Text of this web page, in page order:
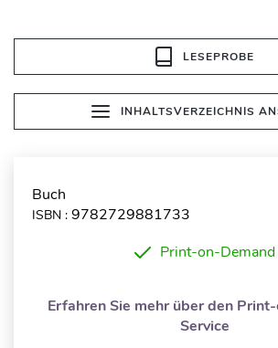
LESEPROBE
INHALTSVERZEICHNIS
Buch
ISBN : 9782729881733
Print-on-Demand
Erfahren Sie mehr über den
Service